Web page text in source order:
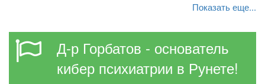
Показать еще...
Д-р Горбатов - основатель
кибер психиатрии в Рунете!